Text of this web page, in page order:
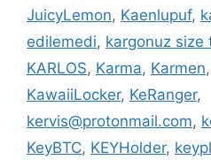
JuicyLemon, Kaenlupuf,
edilemedi, kargonuz size
KARLOS, Karma, Karmen,
KawaiiLocker, KeRanger,
kervis@protonmail.com,
KeyBTC, KEYHolder,